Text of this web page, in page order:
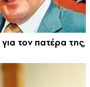
τον πατέρα της,